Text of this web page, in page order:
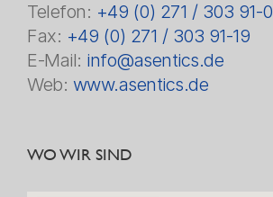
Telefon: +49 (0) 271 / 303 91-0
Fax: +49 (0) 271 / 303 91-19
E-Mail: info@asentics.de
Web: www.asentics.de
WO WIR SIND